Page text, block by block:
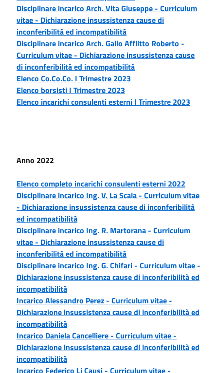
Disciplinare incarico Arch. Vita Giuseppe - Curriculum
vitae - Dichiarazione insussistenza cause di
inconferibilità ed incompatibilità
Disciplinare incarico Arch. Gallo Afflitto Roberto -
Curriculum vitae - Dichiarazione insussistenza cause
di inconferibilità ed incompatibilità
Elenco Co.Co.Co. I Trimestre 2023
Elenco borsisti I Trimestre 2023
Elenco incarichi consulenti esterni I Trimestre 2023
Anno 2022
Elenco completo incarichi consulenti esterni 2022
Disciplinare incarico Ing. V. La Scala - Curriculum vitae
- Dichiarazione insussistenza cause di inconferibilità
ed incompatibilità
Disciplinare incarico Ing. R. Martorana - Curriculum
vitae - Dichiarazione insussistenza cause di
inconferibilità ed incompatibilità
Disciplinare incarico Ing. G. Chifari - Curriculum vitae -
Dichiarazione insussistenza cause di inconferibilità ed
incompatibilità
Incarico Alessandro Perez - Curriculum vitae -
Dichiarazione insussistenza cause di inconferibilità ed
incompatibilità
Incarico Daniela Cancelliere - Curriculum vitae -
Dichiarazione insussistenza cause di inconferibilità ed
incompatibilità
Incarico Federico Li Causi - Curriculum vitae -